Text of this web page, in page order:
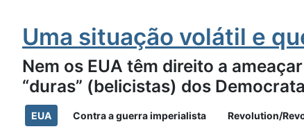
Uma situação volátil e
Nem os EUA têm direito a
“duras” (belicistas) dos
EUA Contra a guerra imperialista Revolution/